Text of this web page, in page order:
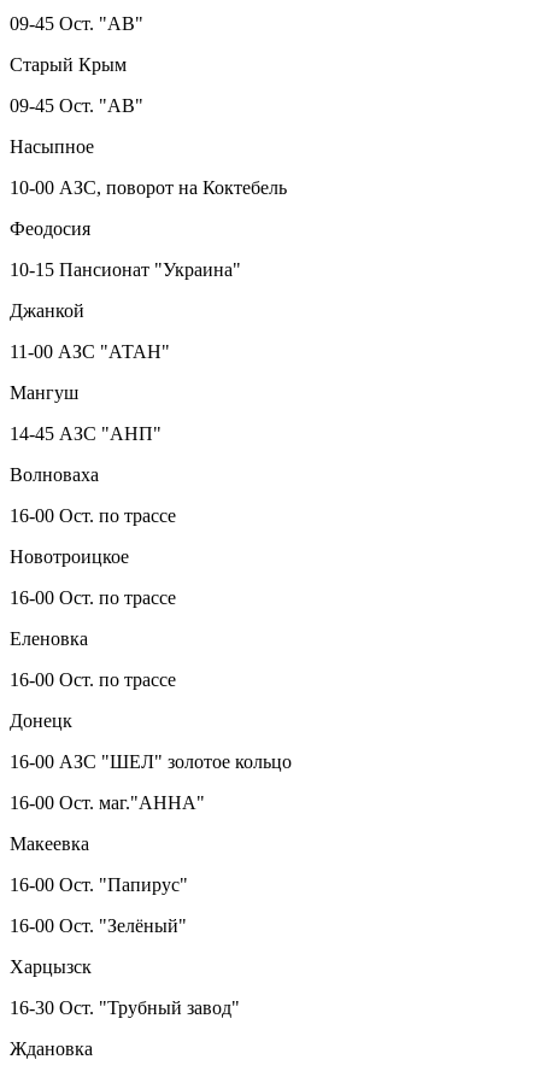
09-45 Ост. "АВ"
Старый Крым
09-45 Ост. "АВ"
Насыпное
10-00 АЗС, поворот на Коктебель
Феодосия
10-15 Пансионат "Украина"
Джанкой
11-00 АЗС "АТАН"
Мангуш
14-45 АЗС "АНП"
Волноваха
16-00 Ост. по трассе
Новотроицкое
16-00 Ост. по трассе
Еленовка
16-00 Ост. по трассе
Донецк
16-00 АЗС "ШЕЛ" золотое кольцо
16-00 Ост. маг."АННА"
Макеевка
16-00 Ост. "Папирус"
16-00 Ост. "Зелёный"
Харцызск
16-30 Ост. "Трубный завод"
Ждановка